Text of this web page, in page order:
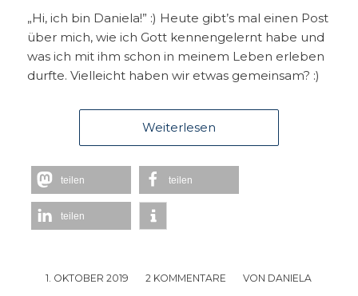
„Hi, ich bin Daniela!” :) Heute gibt’s mal einen Post
über mich, wie ich Gott kennengelernt habe und
was ich mit ihm schon in meinem Leben erleben
durfte. Vielleicht haben wir etwas gemeinsam? :)
Weiterlesen
teilen teilen
teilen
1. OKTOBER 2019
/ 2 KOMMENTARE
/ VON DANIELA